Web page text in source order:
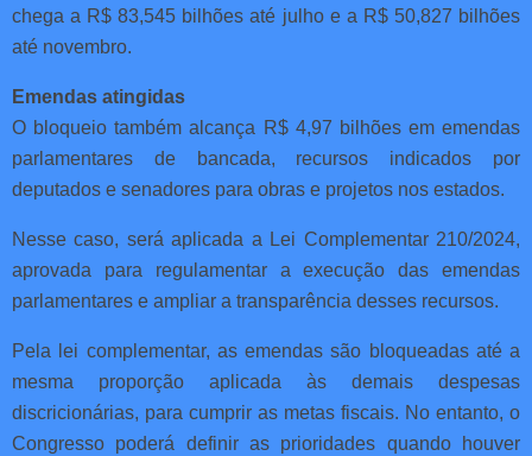
chega a R$ 83,545 bilhões até julho e a R$ 50,827 bilhões
até novembro.
Emendas atingidas
O bloqueio também alcança R$ 4,97 bilhões em emendas
parlamentares de bancada, recursos indicados por
deputados e senadores para obras e projetos nos estados.
Nesse caso, será aplicada a Lei Complementar 210/2024,
aprovada para regulamentar a execução das emendas
parlamentares e ampliar a transparência desses recursos.
Pela lei complementar, as emendas são bloqueadas até a
mesma proporção aplicada às demais despesas
discricionárias, para cumprir as metas fiscais. No entanto, o
Congresso poderá definir as prioridades quando houver